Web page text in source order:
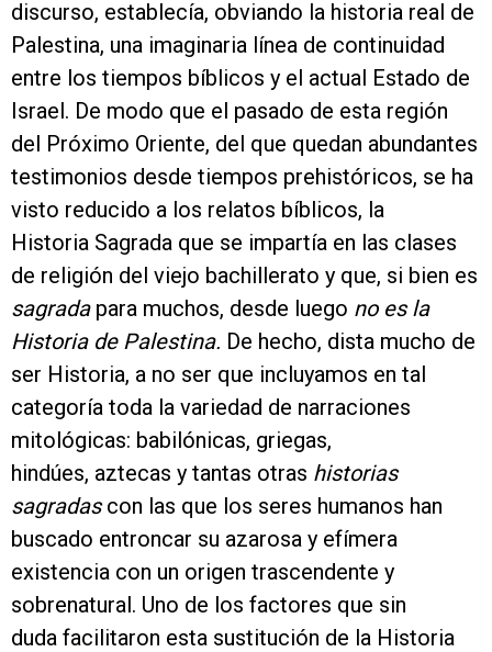
discurso, establecía, obviando la historia real de
Palestina, una imaginaria línea de continuidad
entre los tiempos bíblicos y el actual Estado de
Israel. De modo que el pasado de esta región
del Próximo Oriente, del que quedan abundantes
testimonios desde tiempos prehistóricos, se ha
visto reducido a los relatos bíblicos, la
Historia Sagrada que se impartía en las clases
de religión del viejo bachillerato y que, si bien es
sagrada para muchos, desde luego no es la
Historia de Palestina. De hecho, dista mucho de
ser Historia, a no ser que incluyamos en tal
categoría toda la variedad de narraciones
mitológicas: babilónicas, griegas,
hindúes, aztecas y tantas otras historias
sagradascon las que los seres humanos han
buscado entroncar su azarosa y efímera
existencia con un origen trascendente y
sobrenatural. Uno de los factores que sin
duda facilitaron esta sustitución de la Historia